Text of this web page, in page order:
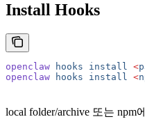
Install Hooks
openclaw hooks install <
openclaw hooks install <
local folder/archive 또는 npm